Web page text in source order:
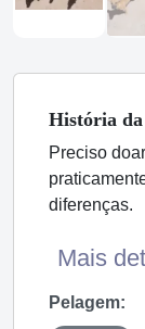
História
Preciso
diferenças.
Mais
Pelagem: